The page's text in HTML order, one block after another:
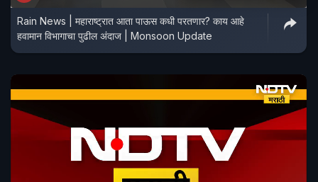
Rain News | महाराष्ट्रात आता पाऊस कधी परतणार? काय आहे
हवामान विभागाचा पुढील अंदाज | Monsoon Update